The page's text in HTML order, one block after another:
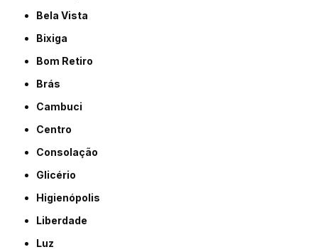
Bela Vista
Bixiga
Bom Retiro
Brás
Cambuci
Centro
Consolação
Glicério
Higienópolis
Liberdade
Luz